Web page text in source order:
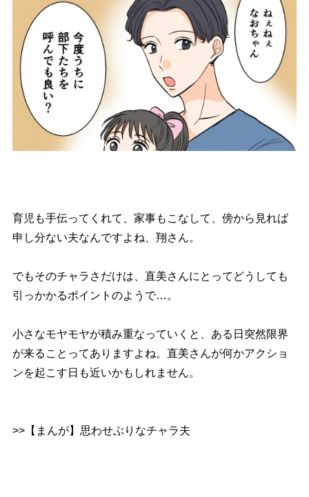
育児も手伝ってくれて、家事もこなして、傍から見れば
申し分ない夫なんですよね、翔さん。
でもそのチャラさだけは、直美さんにとってどうしても
引っかかるポイントのようで…。
小さなモヤモヤが積み重なっていくと、ある日突然限界
が来ることってありますよね。直美さんが何かアクショ
ンを起こす日も近いかもしれません。
>>【まんが】思わせぶりなチャラ夫